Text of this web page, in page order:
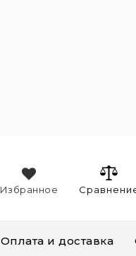
Избранное
Оплата и доставка